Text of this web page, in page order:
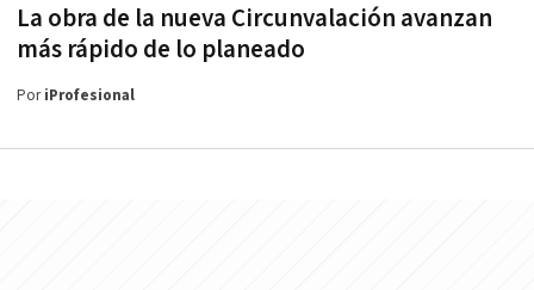
La obra de la nueva Circunvalación avanzan
más rápido de lo planeado
PoriProfesional